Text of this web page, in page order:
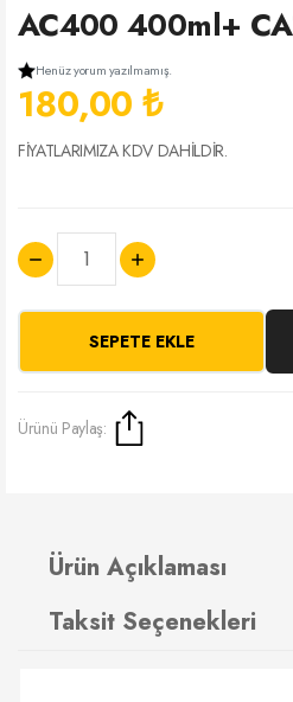
AC400 400ml+
Henüz yorum yazılmamış.
180,00 ₺
FİYATLARIMIZA KDV DAHİLDİR.
SEPETE EKLE
Ürünü Paylaş:
Ürün Açıklaması
Taksit Seçenekleri